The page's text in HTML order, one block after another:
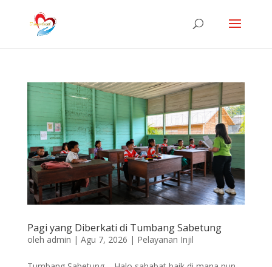
Pagi yang Diberkati di Tumbang Sabetung
oleh admin | Agu 7, 2026 | Pelayanan Injil